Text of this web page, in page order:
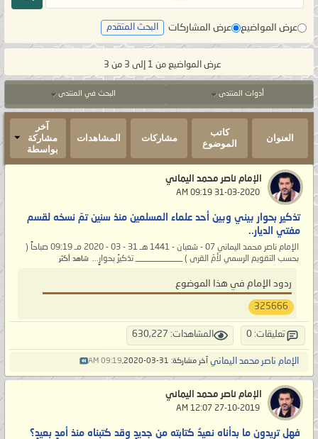
عرض المواضيع عرض المشاركات البحث المتقدم
عرض المواضيع من 1 إلى 3 من 3
أدوات المنتدى البحث في المنتدى
العنوان
كاتب
الموضوع
مشاركات المشاهدات
آخر
مشاركة
بواسطة
الإمام ناصر محمد اليماني
تذكير بحوار بيني وبين أحد علماء المسلمين منذ سنين تمّ نسخه لقسم
مفتي الديار..
الإمام ناصر محمد اليماني 07 - شعبان - 1441 هـ 31 - 03 - 2020 مـ 09:19 صباحاً (
بحسب التقويم الرسمي لأمّ القرى ) ___________ تذكيرٌ بحوارٍ... شاهد أكثر
ردود الإمام في هذا الموضوع
325666
تعليقات: 0 المشاهدات: 630,227
الإمام ناصر محمد اليماني آخر مشاركة: 31-03-2020, 09:19 AM
الإمام ناصر محمد اليماني
فهل تريدون ما بدأناه نعيدُ كتابته من جديدٍ وقد كتبناه منذ أمدٍ بعيدٍ؟